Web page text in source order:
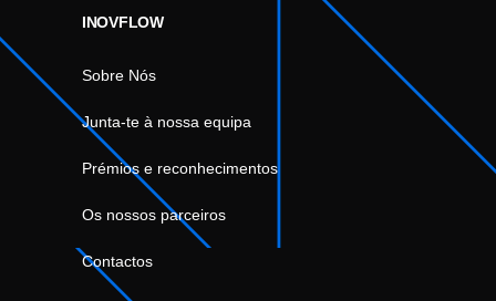
INOVFLOW
Sobre Nós
Junta-te à nossa equipa
Prémios e reconhecimentos
Os nossos parceiros
Contactos